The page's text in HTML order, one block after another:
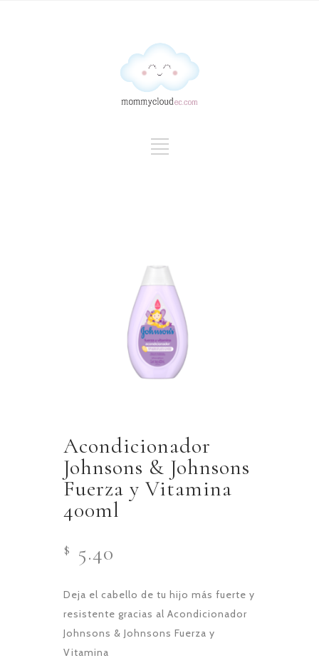
Acondicionador
Johnsons & Johnsons
Fuerza y Vitamina
400ml
$ 5.40
Deja el cabello de tu hijo más fuerte y
resistente gracias al Acondicionador
Johnsons & Johnsons Fuerza y
Vitamina